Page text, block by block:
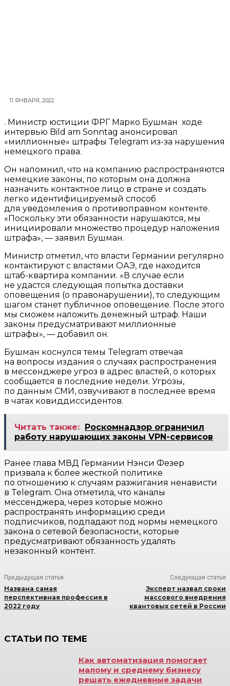
11 ЯНВАРЯ, 2022
. Министр юстиции ФРГ Марко Бушман ходе
интервью Bild am Sonntag анонсировал
«миллионные» штрафы Telegram из-за нарушения
немецкого права.
Он напомнил, что на компанию распространяются
немецкие законы, по которым она должна
назначить контактное лицо в стране и создать
легко идентифицируемый способ
для уведомления о противоправном контенте.
«Поскольку эти обязанности нарушаются, мы
инициировали множество процедур наложения
штрафа», — заявил Бушман.
Министр отметил, что власти Германии регулярно
контактируют с властями ОАЭ, где находится
штаб-квартира компании. «В случае если
не удастся следующая попытка доставки
оповещения (о правонарушении), то следующим
шагом станет публичное оповещение. После этого
мы сможем наложить денежный штраф. Наши
законы предусматривают миллионные
штрафы», — добавил он.
Бушман коснулся темы Telegram отвечая
на вопросы издания о случаях распространения
в мессенджере угроз в адрес властей, о которых
сообщается в последние недели. Угрозы,
по данным СМИ, озвучивают в последнее время
в чатах ковиддиссидентов.
Читать также: Роскомнадзор ограничил
работу нарушающих законы VPN-сервисов
Ранее глава МВД Германии Нэнси Фезер
призвала к более жесткой политике
по отношению к случаям разжигания ненависти
в Telegram. Она отметила, что каналы
мессенджера, через которые можно
распространять информацию среди
подписчиков, подпадают под нормы немецкого
закона о сетевой безопасности, которые
предусматривают обязанность удалять
незаконный контент.
Предыдущая статья
Названа самая
перспективная профессия в
2022 году
Следующая статья
Эксперт назвал сроки
массового внедрения
квантовых сетей в России
СТАТЬИ ПО ТЕМЕ
Как автоматизация помогает
малому и среднему бизнесу
решать ежедневные задачи